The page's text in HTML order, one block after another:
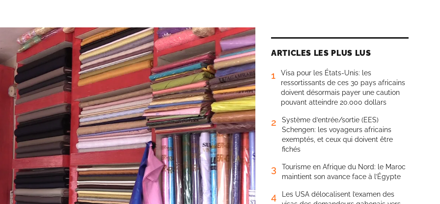
ARTICLES LES PLUS LUS
1
Visa pour les États-Unis: les
ressortissants de ces 30 pays africains
doivent désormais payer une caution
pouvant atteindre 20.000 dollars
2
Système d’entrée/sortie (EES)
Schengen: les voyageurs africains
exemptés, et ceux qui doivent être
fichés
3
Tourisme en Afrique du Nord: le Maroc
maintient son avance face à l’Égypte
4
Les USA délocalisent l’examen des